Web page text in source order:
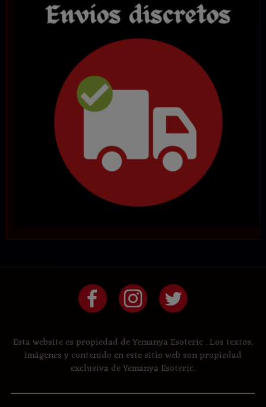
Esta website es propiedad de Yemanya Esoteric . Los textos,
imágenes y contenido en este sitio web son propiedad
exclusiva de Yemanya Esoteric.